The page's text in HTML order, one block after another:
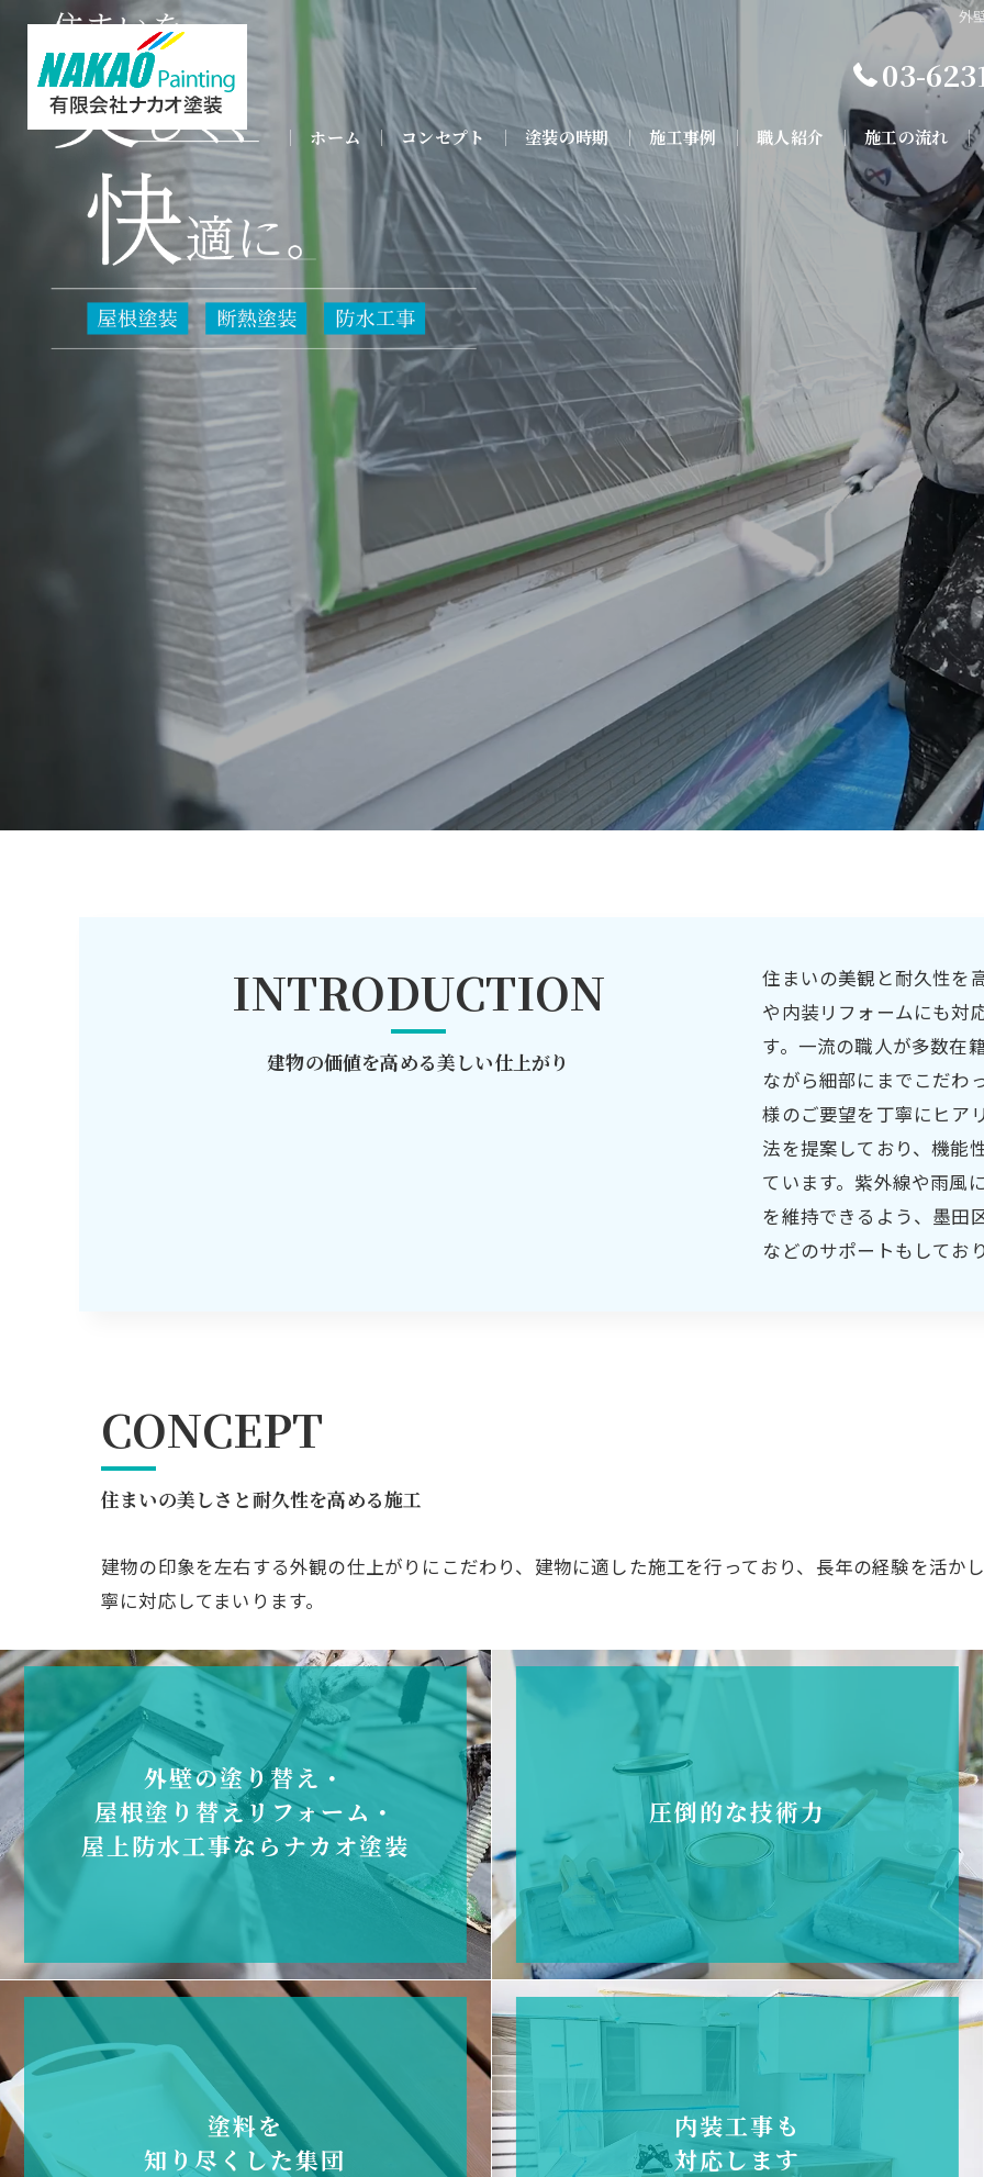
外
03-
ホーム コンセプト 塗装の時期 施工事例 職人紹介 施工の流れ
建物の価値を高める美しい仕上がり
INTRODUCTION
住まいの美観と耐久性を
や内装リフォームにも対
す。一流の職人が多数在
ながら細部にまでこだわ
様のご要望を丁寧にヒア
法を提案しており、機能
ています。紫外線や雨風
を維持できるよう、墨田
などのサポートもしてお
CONCEPT
住まいの美しさと耐久性を高める施工
建物の印象を左右する外観の仕上がりにこだわり、建物に適した施工を行っており、長年の経験を活か
寧に対応してまいります。
外壁の塗り替え・
屋根塗り替えリフォーム・
屋上防水工事ならナカオ塗装
圧倒的な技術力
塗料を
知り尽くした集団
内装工事も
対応します